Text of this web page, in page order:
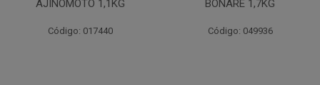
BONARE 1,7KG
Código: 049936
PROFISSIONAL 80% CUKIN
Código: 062469